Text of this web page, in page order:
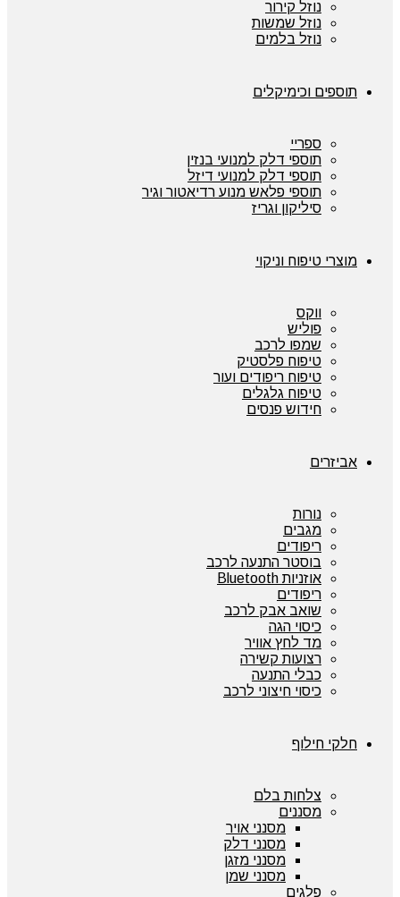
נוזל קירור
נוזל שמשות
נוזל בלמים
תוספים וכימיקלים
ספריי
תוספי דלק למנועי בנזין
תוספי דלק למנועי דיזל
תוספי פלאש מנוע רדיאטור וגיר
סיליקון וגריז
מוצרי טיפוח וניקוי
ווקס
פוליש
שמפו לרכב
טיפוח פלסטיק
טיפוח ריפודים ועור
טיפוח גלגלים
חידוש פנסים
אביזרים
נורות
מגבים
ריפודים
בוסטר התנעה לרכב
אוזניות Bluetooth
ריפודים
שואב אבק לרכב
כיסוי הגה
מד לחץ אוויר
רצועות קשירה
כבלי התנעה
כיסוי חיצוני לרכב
חלקי חילוף
צלחות בלם
מסננים
מסנני אויר
מסנני דלק
מסנני מזגן
מסנני שמן
פלגים